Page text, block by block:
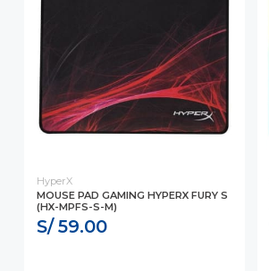
HyperX
MOUSE PAD GAMING HYPERX FURY S
(HX-MPFS-S-M)
S/ 59.00